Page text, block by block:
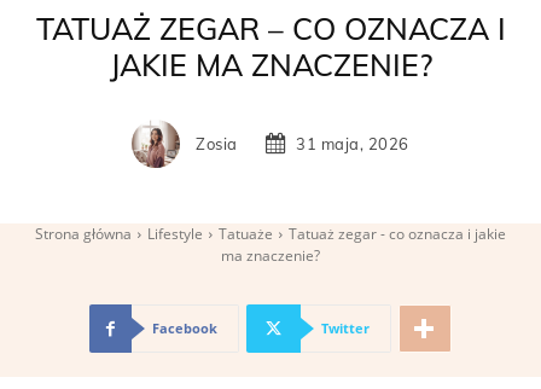
TATUAŻ ZEGAR – CO OZNACZA I
JAKIE MA ZNACZENIE?
Zosia 31 maja, 2026
Strona główna Lifestyle Tatuaże
Tatuaż zegar - co oznacza i jakie
ma znaczenie?
Facebook Twitter